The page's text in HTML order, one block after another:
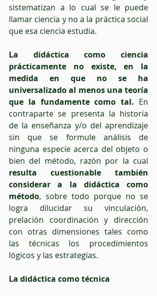
sistematizan a lo cual se le puede
llamar ciencia y no a la práctica social
que esa ciencia estudia.
La didáctica como ciencia
prácticamente no existe, en la
medida en que no se ha
universalizado al menos una teoría
que la fundamente como tal. En
contraparte se presenta la historia
de la enseñanza y/o del aprendizaje
sin que se formule análisis de
ninguna especie acerca del objeto o
resulta cuestionable también
considerar a la didáctica como
método, sobre todo porque no se
logra dilucidar su vinculación,
prelación coordinación y dirección
con otras dimensiones tales como
las técnicas los procedimientos
lógicos y las estrategias.
La didáctica como técnica